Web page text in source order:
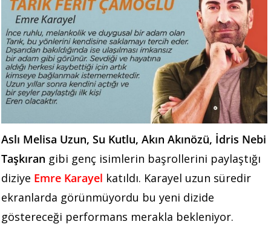
Aslı Melisa Uzun, Su Kutlu, Akın Akınözü, İdris Nebi
Taşkıran gibi genç isimlerin başrollerini paylaştığı
diziye Emre Karayel katıldı. Karayel uzun süredir
ekranlarda görünmüyordu bu yeni dizide
göstereceği performans merakla bekleniyor.